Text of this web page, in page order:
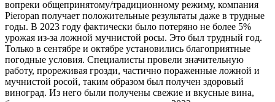
вопреки общепринятому/традиционному режиму, компания
Pieropan получает положительные результаты даже в трудные
годы. В 2023 году фактически было потеряно не более 5%
урожая из-за ложной мучнистой росы. Это был трудный год.
Только в сентябре и октябре установились благоприятные
погодные условия. Специалисты провели значительную
работу, прореживая грозди, частично пораженные ложной и
мучнистой росой, таким образом был получен здоровый
виноград. Из него были получены свежие и вкусные вина,